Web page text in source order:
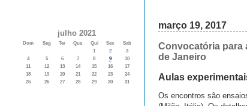
julho 2021
Dom Seg Ter Qua Qui Sex
Sab
1
2
3
4
5 6 7 8 9
10
11
12 13 14 15 16
17
18
19 20 21 22 23
24
25
26 27 28 29 30 31
março 19, 2017
Convocatória para
de Janeiro
Aulas
Os encontros são